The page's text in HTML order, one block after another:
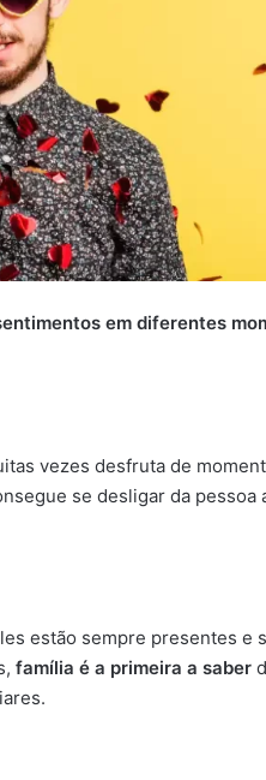
em diferentes
vezes desfruta de
se desligar da pessoa
estão sempre presentes e
família é a primeira a saber